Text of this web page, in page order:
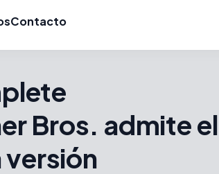
Contacto
Bros. admite el
versión